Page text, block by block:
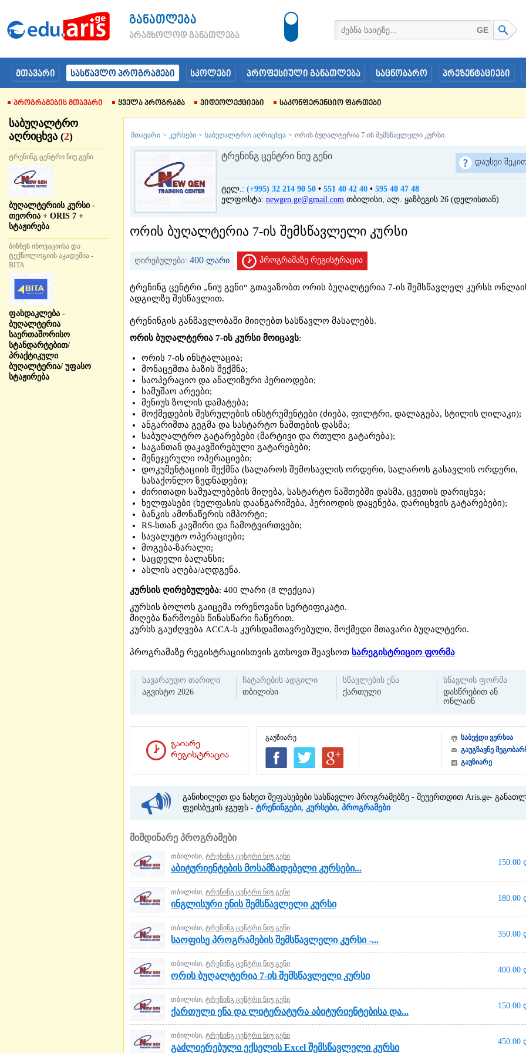
განათლება
არამხოლოდ განათლება
GE
მთავარი სასწავლო პროგრამები სკოლები პროფესიული განათლება საცნობარო პრეზენტაციები
Პროგრამების Მთავარი Ყველა Პროგრამა Ვიდეოლექციები Საკონფერენციო Ფართები
საბუღალტრო
აღრიცხვა (2)
ტრენინგ ცენტრი ნიუ გენი
ბუღალტერიის კურსი -
თეორია + ORIS 7 +
სტაჟირება
ბიზნეს ინოვაციისა და
ტექნოლოგიის აკადემია -
BITA
ფასდაკლება -
ბუღალტერია
საერთაშორისო
სტანდარტებით/
პრაქტიკული
ბუღალტერია/ უფასო
სტაჟირება
მთავარი > კურსები > საბუღალტრო აღრიცხვა > ორის ბუღალტერია 7-ის შემსწავლელი კურსი
დაუსვი
ტრენინგ ცენტრი ნიუ გენი
ტელ.: (+995) 32 214 90 50 • 551 40 42 40 • 595 40 47 48
ელფოსტა: newgen.ge@gmail.com თბილისი, ალ. ყაზბეგის 26 (დელისთან)
ორის ბუღალტერია 7-ის შემსწავლელი კურსი
ღირებულება: 400 ლარი პროგრამაზე რეგისტრაცია
ტრენინგ ცენტრი „ნიუ გენი“ გთავაზობთ ორის ბუღალტერია 7-ის შემსწავლელ კურსს
ადგილზე შესწავლით.
ტრენინგის განმავლობაში მიიღებთ სასწავლო მასალებს.
ორის ბუღალტერია 7-ის კურსი მოიცავს:
ორის 7-ის ინსტალაცია;
მონაცემთა ბაზის შექმნა;
საოპერაციო და ანალიზური პერიოდები;
სამუშაო არეები;
მენიუს ზოლის დამატება;
მოქმედების შესრულების ინსტრუმენტები (ძიება, ფილტრი, დალაგება, სტილის ღილაკი);
ანგარიშთა გეგმა და სასტარტო ნაშთების დასმა;
საბუღალტრო გატარებები (მარტივი და რთული გატარება);
საგანთან დაკავშირებული გატარებები;
მენეჯერული ოპერაციები;
დოკუმენტაციის შექმნა (სალაროს შემოსავლის ორდერი, სალაროს გასავლის ორდერი,
სასაქონლო ზედნადები);
ძირითადი საშუალებების მიღება, სასტარტო ნაშთებში დასმა, ცვეთის დარიცხვა;
ხელფასები (ხელფასის დაანგარიშება, პერიოდის დაყენება, დარიცხვის გატარებები);
ბანკის ამონაწერის იმპორტი;
RS-სთან კავშირი და ჩამოტვირთვები;
სავალუტო ოპერაციები;
მოგება-ზარალი;
საცდელი ბალანსი;
ასლის აღება/აღდგენა.
კურსის ღირებულება: 400 ლარი (8 ლექცია)
კურსის ბოლოს გაიცემა ორენოვანი სერტიფიკატი.
მიღება წარმოებს წინასწარი ჩაწერით.
კურსს გაუძღვება ACCA-ს კურსდამთავრებული, მოქმედი მთავარი ბუღალტერი.
პროგრამაზე რეგისტრაციისთვის გთხოვთ შეავსოთ სარეგისტრიციო ფორმა
სავარაუდო თარიღი
აგვისტო 2026
ჩატარების ადგილი
თბილისი
სწავლების ენა
ქართული
სწავლის ფორმა
დასწრებით ან
ონლაინ
გაუზიარე
საბეჭდი ვერსია
გაუგზავნე
გაუზიარე
განიხილეთ და ნახეთ შეფასებები სასწავლო პროგრამებზე - შეუერთდით Aris.ge-
ფეისბუკის ჯგუფს - ტრენინგები, კურსები, პროგრამები
მიმდინარე პროგრამები
თბილისი, ტრენინგ ცენტრი ნიუ გენი
აბიტურიენტების მოსამზადებელი კურსები...
თბილისი, ტრენინგ ცენტრი ნიუ გენი
ინგლისური ენის შემსწავლელი კურსი
თბილისი, ტრენინგ ცენტრი ნიუ გენი
საოფისე პროგრამების შემსწავლელი კურსი -...
თბილისი, ტრენინგ ცენტრი ნიუ გენი
ორის ბუღალტერია 7-ის შემსწავლელი კურსი
თბილისი, ტრენინგ ცენტრი ნიუ გენი
ქართული ენა და ლიტერატურა აბიტურიენტებისა და...
თბილისი, ტრენინგ ცენტრი ნიუ გენი
გაძლიერებული ექსელის Excel შემსწავლელი კურსი